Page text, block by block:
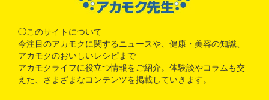
◯このサイトについて
今注目のアカモクに関するニュースや、健康・美容の知識、
アカモクのおいしいレシピまで
アカモクライフに役立つ情報をご紹介。体験談やコラムも交
えた、さまざまなコンテンツを掲載していきます。